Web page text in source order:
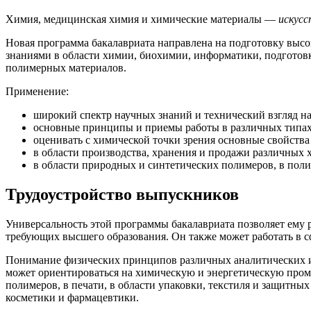
Химия, медицинская химия и химические материалы —
Новая программа бакалавриата направлена ​​на подготовку
знаниями в области химии, биохимии, информатики,
полимерных материалов.
Применение:
широкий спектр научных знаний и технический взгляд
основные принципы и приемы работы в различных
оценивать с химической точки зрения основные
в области производства, хранения и продажи
в области природных и синтетических полимеров, в
Трудоустройство выпускников
Универсальность этой программы бакалавриата позволяет
требующих высшего образования. Он также может работать в
Понимание физических принципов различных аналитических
может ориентироваться на химическую и энергетическую
полимеров, в печати, в области упаковки, текстиля и
косметики и фармацевтики.